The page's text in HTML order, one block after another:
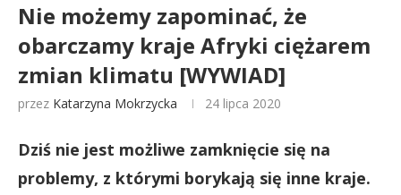
Nie możemy zapominać, że
obarczamy kraje Afryki ciężarem
zmian klimatu [WYWIAD]
przez Katarzyna Mokrzycka 24 lipca 2020
Dziś nie jest możliwe zamknięcie się na
problemy, z którymi borykają się inne kraje.